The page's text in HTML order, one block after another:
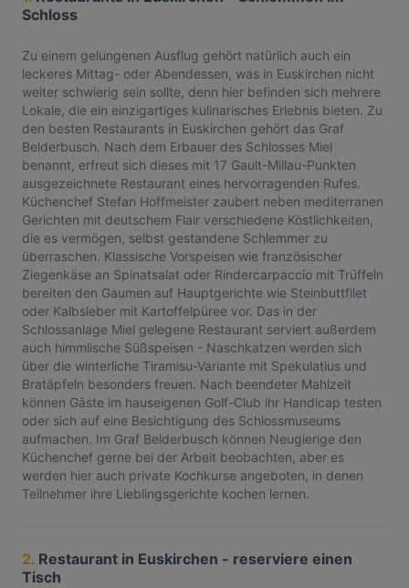
Schloss
Zu einem gelungenen Ausflug gehört natürlich auch ein
leckeres Mittag- oder Abendessen, was in Euskirchen nicht
weiter schwierig sein sollte, denn hier befinden sich mehrere
Lokale, die ein einzigartiges kulinarisches Erlebnis bieten. Zu
den besten Restaurants in Euskirchen gehört das Graf
Belderbusch. Nach dem Erbauer des Schlosses Miel
benannt, erfreut sich dieses mit 17 Gault-Millau-Punkten
ausgezeichnete Restaurant eines hervorragenden Rufes.
Küchenchef Stefan Hoffmeister zaubert neben mediterranen
Gerichten mit deutschem Flair verschiedene Köstlichkeiten,
die es vermögen, selbst gestandene Schlemmer zu
überraschen. Klassische Vorspeisen wie französischer
Ziegenkäse an Spinatsalat oder Rindercarpaccio mit Trüffeln
bereiten den Gaumen auf Hauptgerichte wie Steinbuttfilet
oder Kalbsleber mit Kartoffelpüree vor. Das in der
Schlossanlage Miel gelegene Restaurant serviert außerdem
auch himmlische Süßspeisen - Naschkatzen werden sich
über die winterliche Tiramisu-Variante mit Spekulatius und
Bratäpfeln besonders freuen. Nach beendeter Mahlzeit
können Gäste im hauseigenen Golf-Club ihr Handicap testen
oder sich auf eine Besichtigung des Schlossmuseums
aufmachen. Im Graf Belderbusch können Neugierige den
Küchenchef gerne bei der Arbeit beobachten, aber es
werden hier auch private Kochkurse angeboten, in denen
Teilnehmer ihre Lieblingsgerichte kochen lernen.
2. Restaurant in Euskirchen - reserviere einen
Tisch